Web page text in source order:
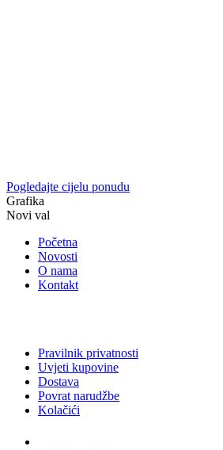
Pogledajte cijelu ponudu
Grafika
Novi val
Početna
Novosti
O nama
Kontakt
Pravilnik privatnosti
Uvjeti kupovine
Dostava
Povrat narudžbe
Kolačići